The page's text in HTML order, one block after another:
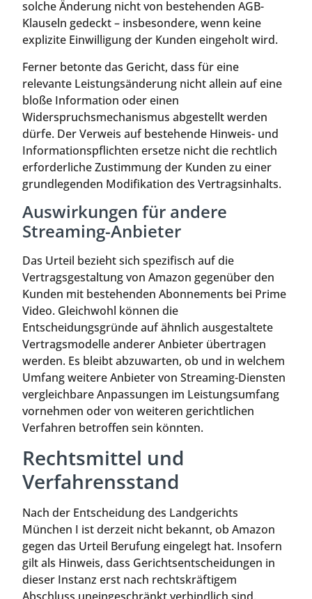
solche Änderung nicht von bestehenden AGB-
Klauseln gedeckt – insbesondere, wenn keine
explizite Einwilligung der Kunden eingeholt wird.
Ferner betonte das Gericht, dass für eine
relevante Leistungsänderung nicht allein auf eine
bloße Information oder einen
Widerspruchsmechanismus abgestellt werden
dürfe. Der Verweis auf bestehende Hinweis- und
Informationspflichten ersetze nicht die rechtlich
erforderliche Zustimmung der Kunden zu einer
grundlegenden Modifikation des Vertragsinhalts.
Auswirkungen für andere
Streaming-Anbieter
Das Urteil bezieht sich spezifisch auf die
Vertragsgestaltung von Amazon gegenüber den
Kunden mit bestehenden Abonnements bei Prime
Video. Gleichwohl können die
Entscheidungsgründe auf ähnlich ausgestaltete
Vertragsmodelle anderer Anbieter übertragen
werden. Es bleibt abzuwarten, ob und in welchem
Umfang weitere Anbieter von Streaming-Diensten
vergleichbare Anpassungen im Leistungsumfang
vornehmen oder von weiteren gerichtlichen
Verfahren betroffen sein könnten.
Rechtsmittel und
Verfahrensstand
Nach der Entscheidung des Landgerichts
München I ist derzeit nicht bekannt, ob Amazon
gegen das Urteil Berufung eingelegt hat. Insofern
gilt als Hinweis, dass Gerichtsentscheidungen in
dieser Instanz erst nach rechtskräftigem